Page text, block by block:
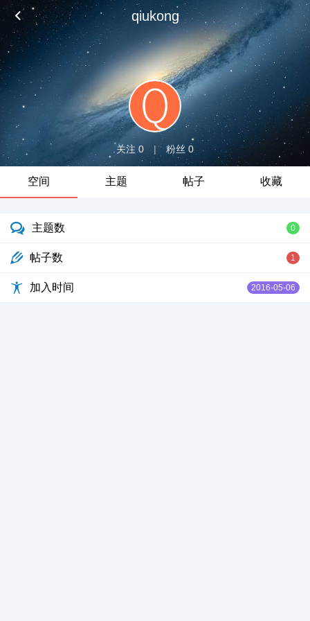
qiukong
关注 0 | 粉丝 0
空间 主题 帖子 收藏
主题数 0
帖子数 1
加入时间 2016-05-06